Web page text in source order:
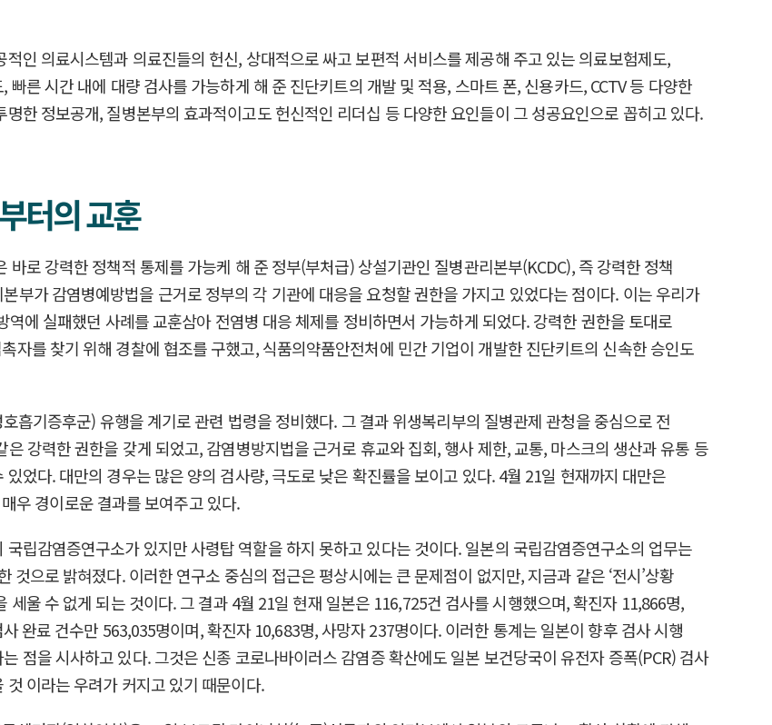
인 의료시스템과 의료진들의 헌신, 상대적으로 싸고 보편적 서비스를 제공해 주고 있는 의료보험제도,
른 시간 내에 대량 검사를 가능하게 해 준 진단키트의 개발 및 적용, 스마트 폰, 신용카드, CCTV 등 다양한
한 정보공개, 질병본부의 효과적이고도 헌신적인 리더십 등 다양한 요인들이 그 성공요인으로 꼽히고 있다.
터의 교훈
로 강력한 정책적 통제를 가능케 해 준 정부(부처급) 상설기관인 질병관리본부(KCDC), 즉 강력한 정책
부가 감염병예방법을 근거로 정부의 각 기관에 대응을 요청할 권한을 가지고 있었다는 점이다. 이는 우리가
에 실패했던 사례를 교훈삼아 전염병 대응 체제를 정비하면서 가능하게 되었다. 강력한 권한을 토대로
자를 찾기 위해 경찰에 협조를 구했고, 식품의약품안전처에 민간 기업이 개발한 진단키트의 신속한 승인도
흡기증후군) 유행을 계기로 관련 법령을 정비했다. 그 결과 위생복리부의 질병관제 관청을 중심으로 전
강력한 권한을 갖게 되었고, 감염병방지법을 근거로 휴교와 집회, 행사 제한, 교통, 마스크의 생산과 유통 등
었다. 대만의 경우는 많은 양의 검사량, 극도로 낮은 확진률을 보이고 있다. 4월 21일 현재까지 대만은
우 경이로운 결과를 보여주고 있다.
립감염증연구소가 있지만 사령탑 역할을 하지 못하고 있다는 것이다. 일본의 국립감염증연구소의 업무는
으로 밝혀졌다. 이러한 연구소 중심의 접근은 평상시에는 큰 문제점이 없지만, 지금과 같은 ‘전시’상황
울 수 없게 되는 것이다. 그 결과 4월 21일 현재 일본은 116,725건 검사를 시행했으며, 확진자 11,866명,
완료 건수만 563,035명이며, 확진자 10,683명, 사망자 237명이다. 이러한 통계는 일본이 향후 검사 시행
점을 시사하고 있다. 그것은 신종 코로나바이러스 감염증 확산에도 일본 보건당국이 유전자 증폭(PCR) 검사
이라는 우려가 커지고 있기 때문이다.